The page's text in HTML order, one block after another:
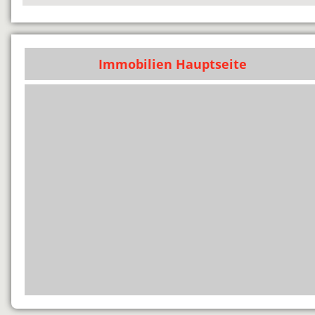
Immobilien Hauptseite